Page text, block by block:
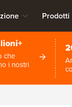
Prodotti
che
i nostri